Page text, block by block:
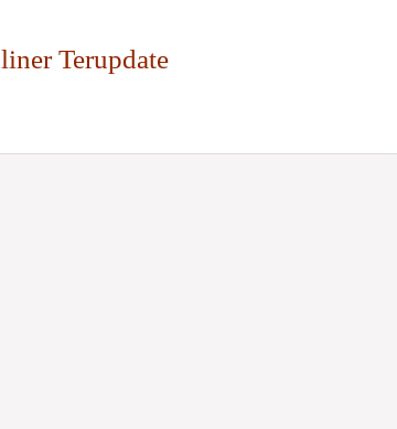
Terupdate